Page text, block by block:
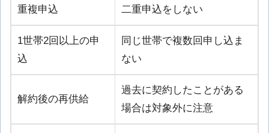
重複申込 二重申込をしない
1世帯2回以上の申
込
同じ世帯で複数回申し込ま
ない
解約後の再供給
過去に契約したことがある
場合は対象外に注意